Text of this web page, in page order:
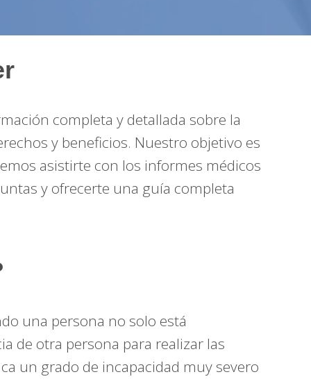
completa y detallada sobre la
y beneficios. Nuestro objetivo es
asistirte con los informes médicos
y ofrecerte una guía completa
una persona no solo está
de otra persona para realizar las
un grado de incapacidad muy severo